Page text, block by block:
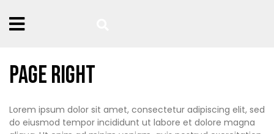
Page Right
Lorem ipsum dolor sit amet, consectetur adipiscing elit, sed
do eiusmod tempor incididunt ut labore et dolore magna